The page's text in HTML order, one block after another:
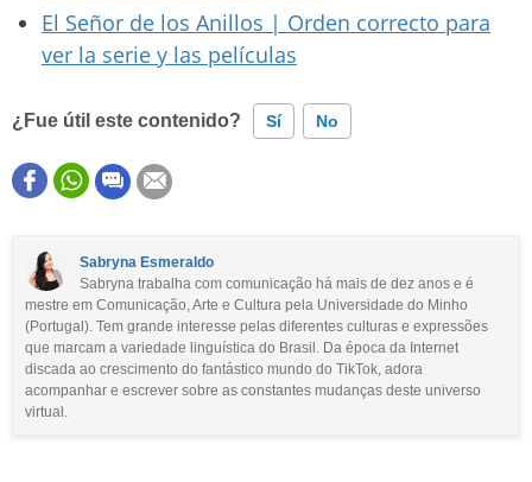
El Señor de los Anillos | Orden correcto para
ver la serie y las películas
¿Fue útil este contenido? Sí No
Este contenido contiene información incorrecta
Otro
Sabryna Esmeraldo
Sabryna trabalha com comunicação há mais de dez anos e é
mestre em Comunicação, Arte e Cultura pela Universidade do Minho
(Portugal). Tem grande interesse pelas diferentes culturas e expressões
que marcam a variedade linguística do Brasil. Da época da Internet
discada ao crescimento do fantástico mundo do TikTok, adora
acompanhar e escrever sobre as constantes mudanças deste universo
virtual.